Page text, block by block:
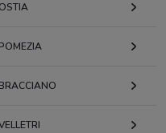
OSTIA
POMEZIA
BRACCIANO